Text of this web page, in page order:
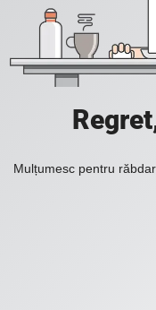
Mulțumesc pentru